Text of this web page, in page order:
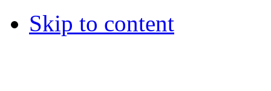
Skip to content